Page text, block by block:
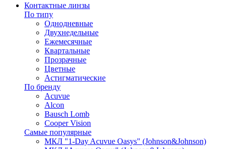
Контактные линзы
По типу
Однодневные
Двухнедельные
Ежемесячные
Квартальные
Прозрачные
Цветные
Астигматические
По бренду
Acuvue
Alcon
Bausch Lomb
Cooper Vision
Самые популярные
МКЛ "1-Day Acuvue Oasys" (Johnson&Johnson)